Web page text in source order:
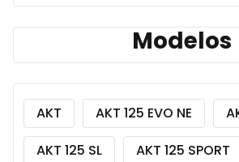
Modelos
AKT AKT 125 EVO NE
AKT 125 SL
AKT 125 SPORT